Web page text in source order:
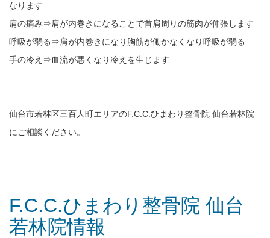
なります
肩の痛み⇒肩が内巻きになることで首肩周りの筋肉が伸張します
呼吸が弱る⇒肩が内巻きになり胸筋が働かなくなり呼吸が弱る
手の冷え⇒血流が悪くなり冷えを生じます
仙台市若林区三百人町エリアのF.C.C.ひまわり整骨院 仙台若林院
にご相談ください。
F.C.C.ひまわり整骨院 仙台
若林院情報